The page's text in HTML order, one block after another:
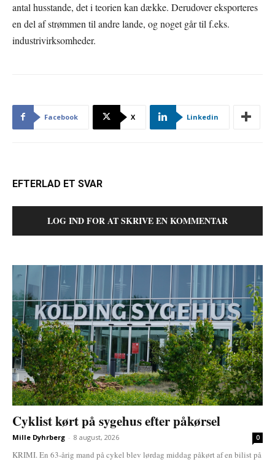
antal husstande, det i teorien kan dække. Derudover eksporteres
en del af strømmen til andre lande, og noget går til f.eks.
industrivirksomheder.
Facebook X Linkedin
EFTERLAD ET SVAR
LOG IND FOR AT SKRIVE EN KOMMENTAR
Cyklist kørt på sygehus efter påkørsel
Mille Dyhrberg - 8 august, 2026 0
KRIMI. En 63-årig mand på cykel blev lørdag middag påkørt af en bilist på